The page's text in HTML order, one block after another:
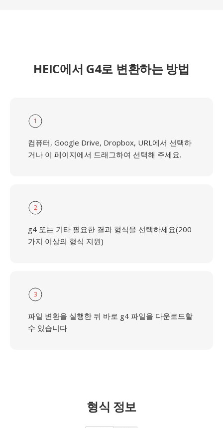
HEIC에서 G4로 변환하는 방법
1
컴퓨터, Google Drive, Dropbox, URL에서 선택하
거나 이 페이지에서 드래그하여 선택해 주세요.
2
g4 또는 기타 필요한 결과 형식을 선택하세요(200
가지 이상의 형식 지원)
3
파일 변환을 실행한 뒤 바로 g4 파일을 다운로드할
수 있습니다
형식 정보